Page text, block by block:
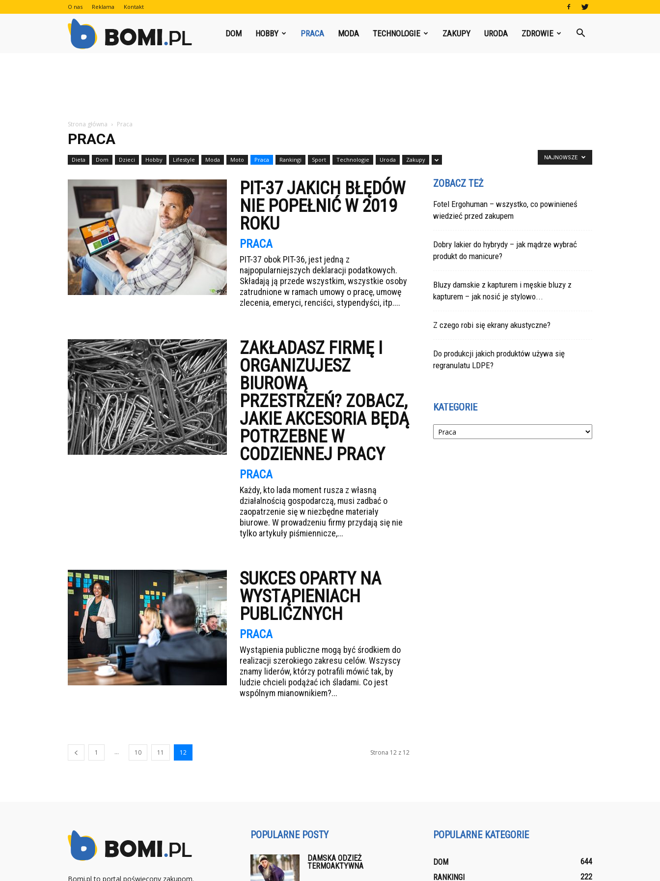
O nas Reklama Kontakt
DOM HOBBY PRACA MODA TECHNOLOGIE ZAKUPY URODA ZDROWIE
Strona główna Praca
PRACA
Dieta Dom Dzieci Hobby Lifestyle Moda Moto Praca Rankingi Sport Technologie Uroda Zakupy NAJNOWSZE
PIT-37 JAKICH BŁĘDÓW
NIE POPEŁNIĆ W 2019
ROKU
PRACA
PIT-37 obok PIT-36, jest jedną z
najpopularniejszych deklaracji podatkowych.
Składają ją przede wszystkim, wszystkie osoby
zatrudnione w ramach umowy o pracę, umowę
zlecenia, emeryci, renciści, stypendyści, itp....
ZAKŁADASZ FIRMĘ I
ORGANIZUJESZ
BIUROWĄ
PRZESTRZEŃ? ZOBACZ,
JAKIE AKCESORIA BĘDĄ
POTRZEBNE W
CODZIENNEJ PRACY
PRACA
Każdy, kto lada moment rusza z własną
działalnością gospodarczą, musi zadbać o
zaopatrzenie się w niezbędne materiały
biurowe. W prowadzeniu firmy przydają się nie
tylko artykuły piśmiennicze,...
SUKCES OPARTY NA
WYSTĄPIENIACH
PUBLICZNYCH
PRACA
Wystąpienia publiczne mogą być środkiem do
realizacji szerokiego zakresu celów. Wszyscy
znamy liderów, którzy potrafili mówić tak, by
ludzie chcieli podążać ich śladami. Co jest
wspólnym mianownikiem?...
1 ... 10 11 12 Strona 12 z 12
ZOBACZ TEŻ
Fotel Ergohuman – wszystko, co powinieneś
wiedzieć przed zakupem
Dobry lakier do hybrydy – jak mądrze wybrać
produkt do manicure?
Bluzy damskie z kapturem i męskie bluzy z
kapturem – jak nosić je stylowo...
Z czego robi się ekrany akustyczne?
Do produkcji jakich produktów używa się
regranulatu LDPE?
KATEGORIE
Kategorie
Bomi.pl to portal poświęcony zakupom.
POPULARNE POSTY
DAMSKA ODZIEŻ
TERMOAKTYWNA
POPULARNE KATEGORIE
DOM
644
RANKINGI
222